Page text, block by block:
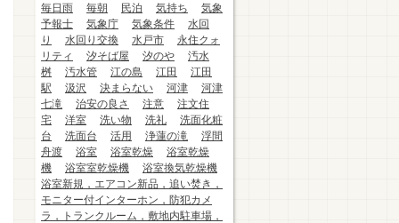
毎日雨
毎朝 民泊 気持ち
気象
予報士
気象庁 気象条件
水回
り
水回り交換 水戸市
永住クォ
リティ
汐そば屋 汐のや
汚水
桝
汚水管 江の島 江田
江田
駅
汲沢 決まらない 河津
河津
七滝
治安の良さ 注意
注文住
宅
洋室 洗い物 洗礼
洗面化粧
台
洗面台 活用 浄蓮の滝
浮間
舟渡
浴室 浴室乾燥
浴室乾燥
機
浴室室乾燥機
浴室換気乾燥機
浴室新規，エアコン新品，追い焚き，
モニター付インターホン，防犯カメ
ラ，トランクルーム，敷地内駐車場，